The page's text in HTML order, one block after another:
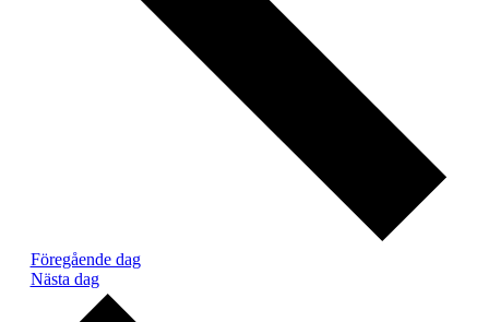
Föregående dag
Nästa dag